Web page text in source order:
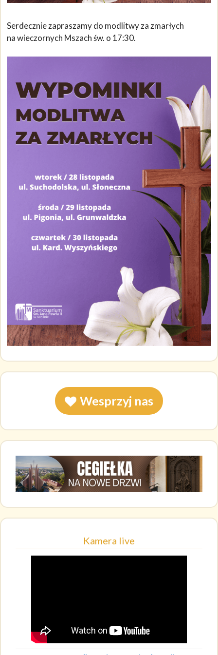
Serdecznie zapraszamy do modlitwy za zmarłych
na wieczornych Mszach św. o 17:30.
Wesprzyj nas
Kamera live